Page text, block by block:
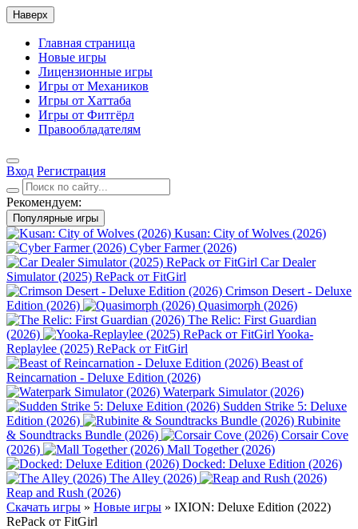
Наверх
Главная страница
Новые игры
Лицензионные игры
Игры от Механиков
Игры от Хаттаба
Игры от Фитгёрл
Правообладателям
Вход Регистрация
Рекомендуем:
Популярные игры
Kusan: City of Wolves (2026)
Cyber Farmer (2026)
Car Dealer
Simulator (2025) RePack от FitGirl
Crimson Desert - Deluxe
Edition (2026)
Quasimorph (2026)
The Relic: First Guardian
(2026)
Yooka-
Replaylee (2025) RePack от FitGirl
Beast of
Reincarnation - Deluxe Edition (2026)
Waterpark Simulator (2026)
Sudden Strike 5: Deluxe
Edition (2026)
Rubinite
& Soundtracks Bundle (2026)
Corsair Cove
(2026)
Mall Together (2026)
Docked: Deluxe Edition (2026)
The Alley (2026)
Reap and Rush (2026)
Скачать игры » Новые игры » IXION: Deluxe Edition (2022)
RePack от FitGirl